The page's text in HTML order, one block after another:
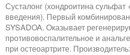
Сусталонг (хондроитина
введения). Первый
SYSADOA. Оказывает
противовоспалительное и
при остеоартрите.